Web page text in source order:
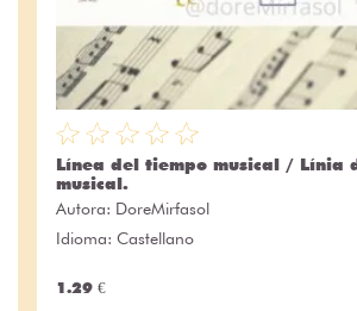
Línea del tiempo musical / Línia
musical.
Autora: DoreMirfasol
Idioma: Castellano
1.29 €